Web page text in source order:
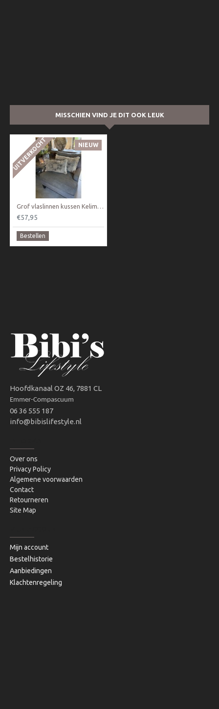
MISSCHIEN VIND JE DIT OOK LEUK
NIEUW
UITVERKOCHT
Grof vlaslinnen kussen Kelim stijl zwart L
€57,95
Bestellen
Hoofdkanaal OZ 46, 7881 CL
Emmer-Compascuum
06 36 555 187
info@bibislifestyle.nl
Over ons
Privacy Policy
Algemene voorwaarden
Contact
Retourneren
Site Map
Mijn account
Bestelhistorie
Aanbiedingen
Klachtenregeling